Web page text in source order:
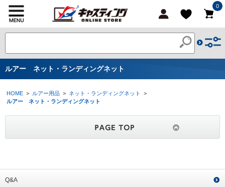
0
ルアー ネット・ランディングネット
HOME > ルアー用品 > ネット・ランディングネット
>
ルアー ネット・ランディングネット
Q&A